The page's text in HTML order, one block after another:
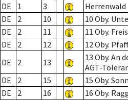
DE
1 3 Herrenwald
DE
2 10 10 Oby.
DE
2 11 11 Oby.
DE
2 12 12 Oby.
DE
2 13
13 Oby. An
AGT-
DE
2 15 15 Oby.
DE
2 16 16 Oby.